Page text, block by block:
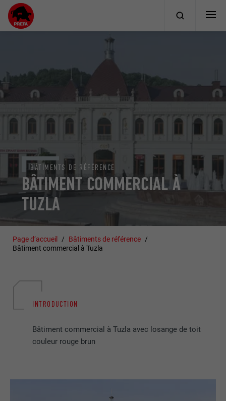
BÂTIMENT COMMERCIAL À
TUZLA
BÂTIMENTS DE RÉFÉRENCE
Page d’accueil
Bâtiments de référence
Bâtiment commercial à Tuzla
INTRODUCTION
Bâtiment commercial à Tuzla avec losange de toit
couleur rouge brun